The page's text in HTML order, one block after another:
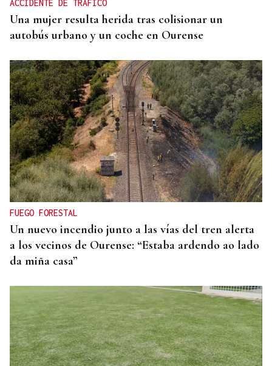
ACCIDENTE DE TRÁFICO
Una mujer resulta herida tras colisionar un
autobús urbano y un coche en Ourense
FUEGO FORESTAL
Un nuevo incendio junto a las vías del tren alerta
a los vecinos de Ourense: “Estaba ardendo ao lado
da miña casa”